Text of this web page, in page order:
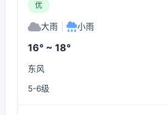
优
大雨 小雨
16° ~ 18°
东风
5-6级